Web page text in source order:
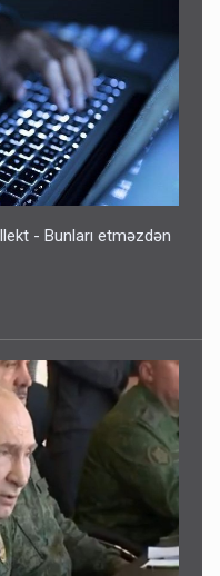
- Bunları etməzdən